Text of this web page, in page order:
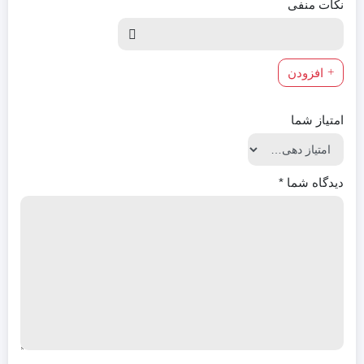
نکات منفی
افزودن
امتیاز شما
دیدگاه شما *